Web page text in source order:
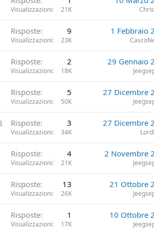
Visualizzazioni 21K
Risposte 9
Visualizzazioni 23K
1 Febbraio
Risposte 2
Visualizzazioni 18K
29 Gennaio
Risposte 5
Visualizzazioni 50K
27 Dicembre
l
Risposte 3
Visualizzazioni 34K
27 Dicembre
Risposte 4
Visualizzazioni 21K
2 Novembre
Risposte 13
Visualizzazioni 26K
21 Ottobre
Risposte 1
Visualizzazioni 17K
10 Ottobre